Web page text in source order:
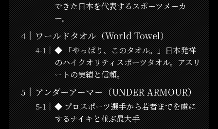
できた日本を代表するスポーツメーカ
ー。
ワールドタオル（World Towel）
◆ 「やっぱり、このタオル。」日本発祥
のハイクオリティスポーツタオル。アスリ
ートの実績と信頼。
アンダーアーマー（UNDER ARMOUR）
◆ プロスポーツ選手から若者までを虜に
するナイキと並ぶ最大手